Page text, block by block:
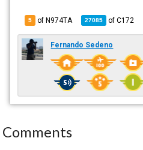
5 of N974TA 27085 ofC172
Fernando Sedeno
Comments